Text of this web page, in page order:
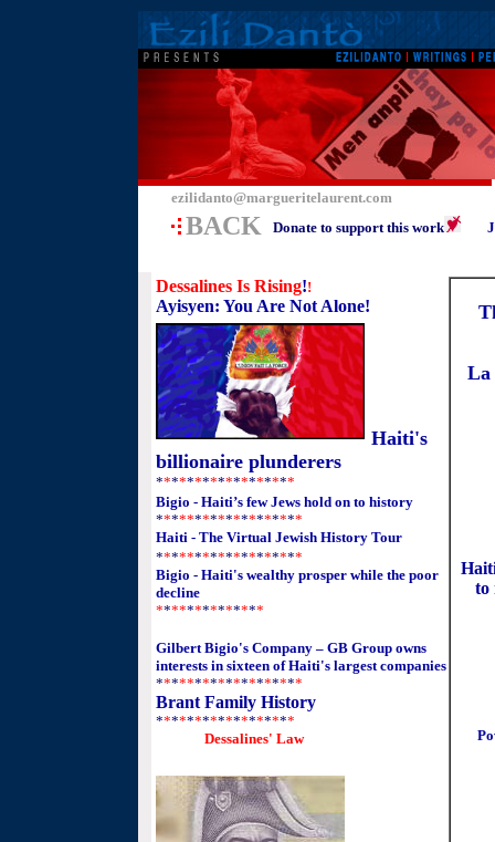
ezilidanto@margueritelaurent.com
BACK Donate to support this work
La
to
Dessalines Is Rising!!
Ayisyen: You Are Not Alone!
Haiti's
billionaire plunderers
******************
Bigio - Haiti’s few Jews hold on to history
*******************
Haiti - The Virtual Jewish History Tour
*******************
Bigio - Haiti's wealthy prosper while the poor
decline
**************
Gilbert Bigio's Company – GB Group owns
interests in sixteen of Haiti's largest companies
*******************
Brant Family History
******************
Dessalines' Law